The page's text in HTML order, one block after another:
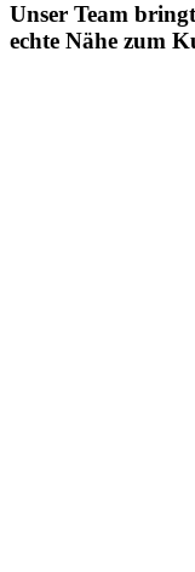
Unser Team
echte Nähe zum